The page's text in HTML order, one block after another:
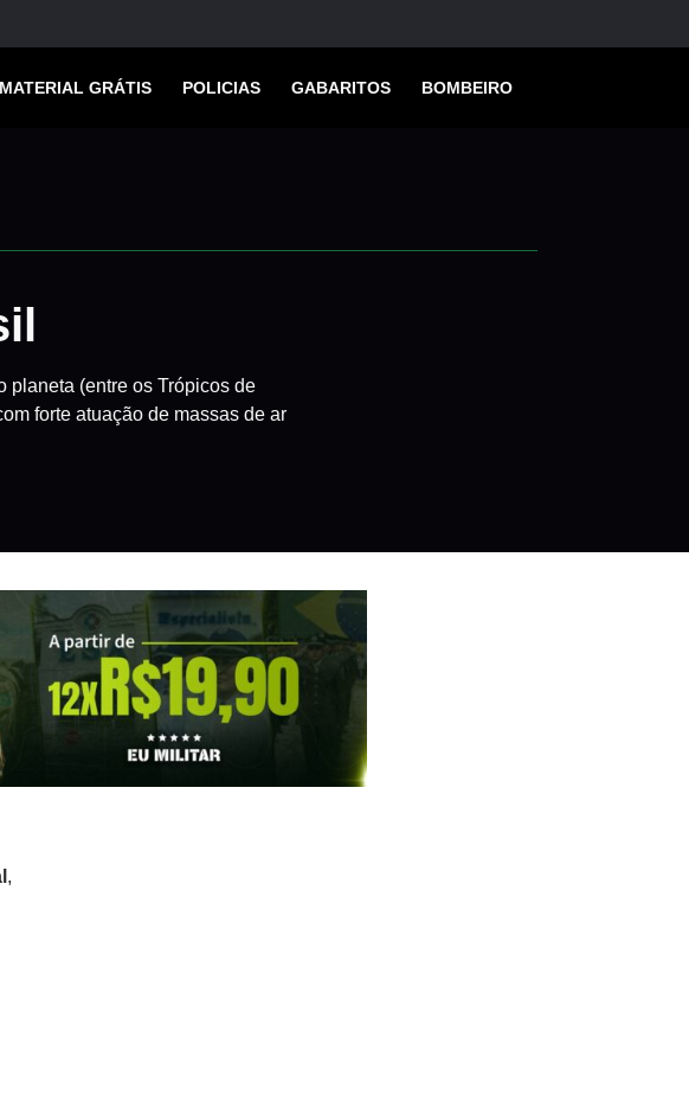
MATERIAL GRÁTIS POLICIAS GABARITOS BOMBEIRO
planeta (entre os Trópicos de
forte atuação de massas de ar
,